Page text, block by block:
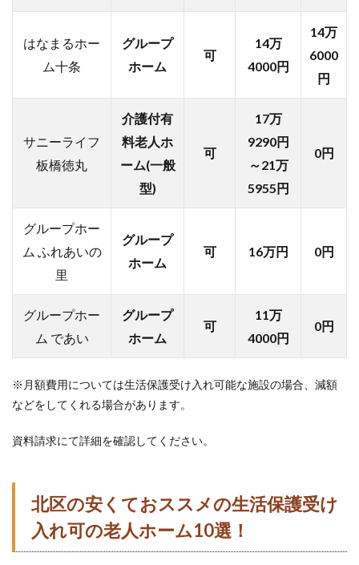
はなまるホー
ム十条
グループ
ホーム
可
14万
4000円
14万
6000
円
サニーライフ
板橋徳丸
介護付有
料老人ホ
ーム(一般
型)
可
17万
9290円
～21万
5955円
0円
グループホー
ム ふれあいの
里
グループ
ホーム
可 16万円 0円
グループホー
ム であい
グループ
ホーム
可
11万
4000円
0円
※月額費用については生活保護受け入れ可能な施設の場合、減額
などをしてくれる場合があります。
資料請求にて詳細を確認してください。
北区の安くておススメの生活保護受け
入れ可の老人ホーム10選！